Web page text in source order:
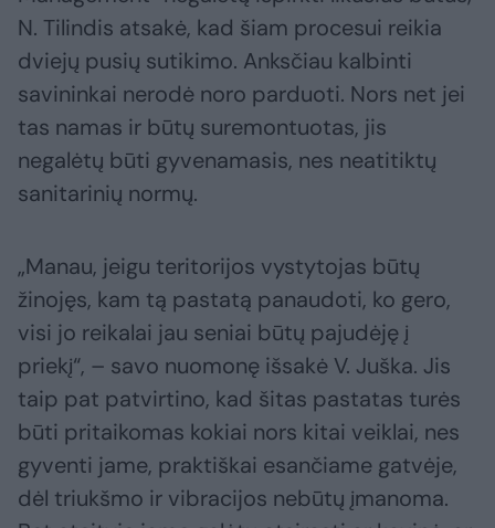
N. Tilindis atsakė, kad šiam procesui reikia
dviejų pusių sutikimo. Anksčiau kalbinti
savininkai nerodė noro parduoti. Nors net jei
tas namas ir būtų suremontuotas, jis
negalėtų būti gyvenamasis, nes neatitiktų
sanitarinių normų.
„Manau, jeigu teritorijos vystytojas būtų
žinojęs, kam tą pastatą panaudoti, ko gero,
visi jo reikalai jau seniai būtų pajudėję į
priekį“, – savo nuomonę išsakė V. Juška. Jis
taip pat patvirtino, kad šitas pastatas turės
būti pritaikomas kokiai nors kitai veiklai, nes
gyventi jame, praktiškai esančiame gatvėje,
dėl triukšmo ir vibracijos nebūtų įmanoma.